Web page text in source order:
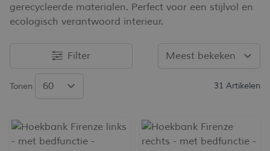
gerecycleerde materialen. Perfect voor een stijlvol en
ecologisch verantwoord interieur.
Filter
Tonen 31 Artikelen